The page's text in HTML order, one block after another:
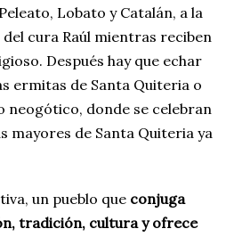
Lobato y Catalán, a la
cura Raúl mientras reciben
Después hay que echar
ermitas de Santa Quiteria o
neogótico, donde se celebran
mayores de Santa Quiteria ya
un pueblo que conjuga
tradición, cultura y ofrece